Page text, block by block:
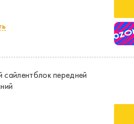
передней